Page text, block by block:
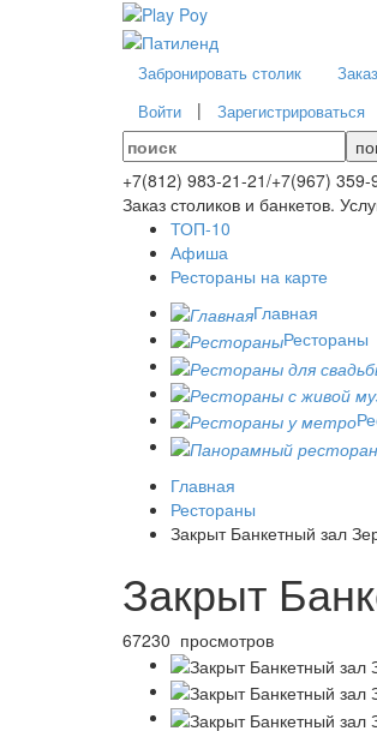
Забронировать столик
Войти
| Зарегистрироваться
+7(812) 983-21-21/+7(967) 359-
Заказ столиков и банкетов.
ТОП-10
Афиша
Рестораны на карте
Главная
Рестораны
Главная
Рестораны
Закрыт Банкетный зал
Закрыт
67230 просмотров